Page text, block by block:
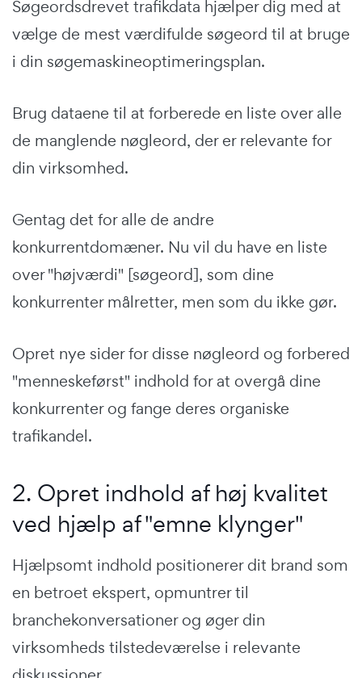
Søgeordsdrevet trafikdata hjælper dig med at
vælge de mest værdifulde søgeord til at bruge
i din søgemaskineoptimeringsplan.
Brug dataene til at forberede en liste over alle
de manglende nøgleord, der er relevante for
din virksomhed.
Gentag det for alle de andre
konkurrentdomæner. Nu vil du have en liste
over "højværdi" [søgeord], som dine
konkurrenter målretter, men som du ikke gør.
Opret nye sider for disse nøgleord og forbered
"menneskeførst" indhold for at overgå dine
konkurrenter og fange deres organiske
trafikandel.
2. Opret indhold af høj kvalitet
ved hjælp af "emne klynger"
Hjælpsomt indhold positionerer dit brand som
en betroet ekspert, opmuntrer til
branchekonversationer og øger din
virksomheds tilstedeværelse i relevante